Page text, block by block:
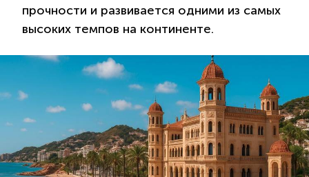
прочности и развивается одними из самых
высоких темпов на континенте.